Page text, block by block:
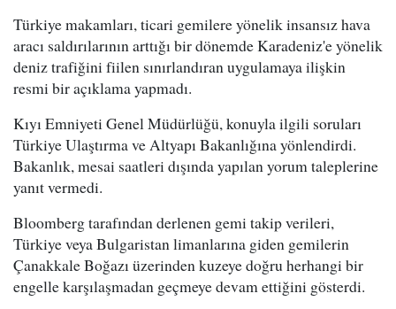
Türkiye makamları, ticari gemilere yönelik insansız hava
aracı saldırılarının arttığı bir dönemde Karadeniz'e yönelik
deniz trafiğini fiilen sınırlandıran uygulamaya ilişkin
resmi bir açıklama yapmadı.
Kıyı Emniyeti Genel Müdürlüğü, konuyla ilgili soruları
Türkiye Ulaştırma ve Altyapı Bakanlığına yönlendirdi.
Bakanlık, mesai saatleri dışında yapılan yorum taleplerine
yanıt vermedi.
Bloomberg tarafından derlenen gemi takip verileri,
Türkiye veya Bulgaristan limanlarına giden gemilerin
Çanakkale Boğazı üzerinden kuzeye doğru herhangi bir
engelle karşılaşmadan geçmeye devam ettiğini gösterdi.